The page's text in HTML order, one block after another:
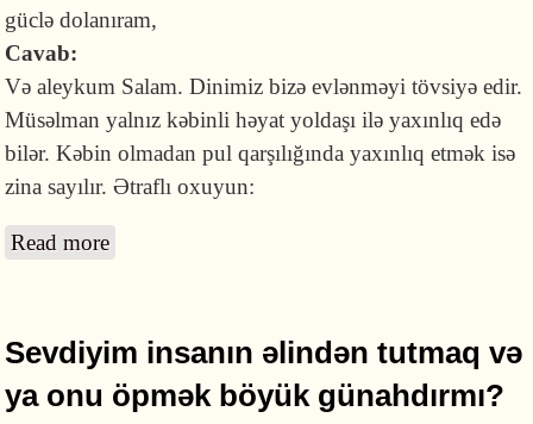
güclə dolanıram,
Cavab:
Və aleykum Salam. Dinimiz bizə evlənməyi tövsiyə edir.
Müsəlman yalnız kəbinli həyat yoldaşı ilə yaxınlıq edə
bilər. Kəbin olmadan pul qarşılığında yaxınlıq etmək isə
zina sayılır. Ətraflı oxuyun:
Read more
Sevdiyim insanın əlindən tutmaq və
ya onu öpmək böyük günahdırmı?